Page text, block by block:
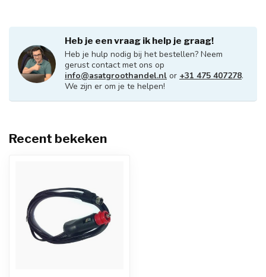
Heb je een vraag ik help je graag!
Heb je hulp nodig bij het bestellen? Neem
gerust contact met ons op
info@asatgroothandel.nl or +31 475 407278.
We zijn er om je te helpen!
Recent bekeken